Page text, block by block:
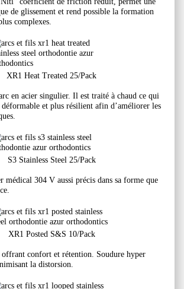
de glissement et rend possible la formation
complexes.
XR1 Heat Treated 25/Pack
en acier singulier. Il est traité à chaud ce qui
et plus résilient afin d’améliorer les
S3 Stainless Steel 25/Pack
médical 304 V aussi précis dans sa forme que
XR1 Posted S&S 10/Pack
confort et rétention. Soudure hyper
la distorsion.